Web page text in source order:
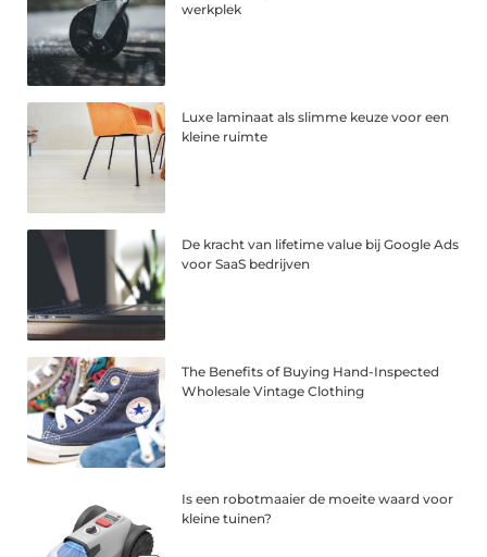
werkplek
Luxe laminaat als slimme keuze voor een
kleine ruimte
De kracht van lifetime value bij Google Ads
voor SaaS bedrijven
The Benefits of Buying Hand-Inspected
Wholesale Vintage Clothing
Is een robotmaaier de moeite waard voor
kleine tuinen?